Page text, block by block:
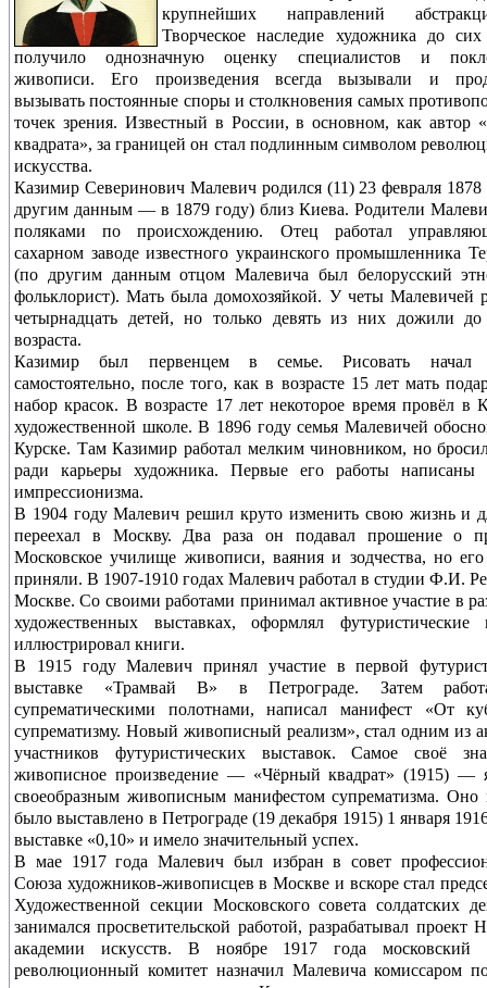
крупнейших направлений
Творческое наследие художника до
получило однозначную оценку специалистов и
живописи. Его произведения всегда вызывали и
вызывать постоянные споры и столкновения самых
точек зрения. Известный в России, в основном, как автор
квадрата», за границей он стал подлинным символом
искусства.
Казимир Северинович Малевич родился (11) 23 февраля 1878
другим данным — в 1879 году) близ Киева. Родители
поляками по происхождению. Отец работал
сахарном заводе известного украинского промышленника
(по другим данным отцом Малевича был белорусский
фольклорист). Мать была домохозяйкой. У четы Малевичей
четырнадцать детей, но только девять из них дожили до
возраста.
Казимир был первенцем в семье. Рисовать начал
самостоятельно, после того, как в возрасте 15 лет мать
набор красок. В возрасте 17 лет некоторое время провёл в
художественной школе. В 1896 году семья Малевичей
Курске. Там Казимир работал мелким чиновником, но
ради карьеры художника. Первые его работы написаны
импрессионизма.
В 1904 году Малевич решил круто изменить свою жизнь и
переехал в Москву. Два раза он подавал прошение о
Московское училище живописи, ваяния и зодчества, но
приняли. В 1907-1910 годах Малевич работал в студии Ф.И.
Москве. Со своими работами принимал активное участие в
художественных выставках, оформлял футуристические
иллюстрировал книги.
В 1915 году Малевич принял участие в первой
выставке «Трамвай В» в Петрограде. Затем
супрематическими полотнами, написал манифест «От
супрематизму. Новый живописный реализм», стал одним из
участников футуристических выставок. Самое своё
живописное произведение — «Чёрный квадрат» (1915) —
своеобразным живописным манифестом супрематизма. Оно
было выставлено в Петрограде (19 декабря 1915) 1 января
выставке «0,10» и имело значительный успех.
В мае 1917 года Малевич был избран в совет
Союза художников-живописцев в Москве и вскоре стал
Художественной секции Московского совета солдатских
занимался просветительской работой, разрабатывал проект
академии искусств. В ноябре 1917 года московский
революционный комитет назначил Малевича комиссаром